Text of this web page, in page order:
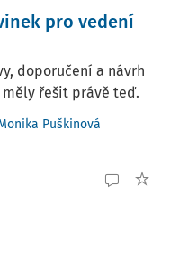
pro vedení
doporučení a návrh
řešit právě teď.
Puškinová